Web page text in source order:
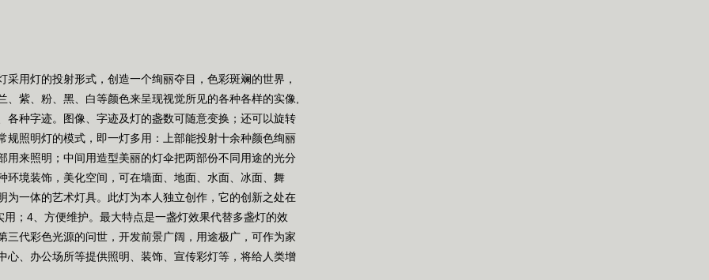
用灯的投射形式，创造一个绚丽夺目，色彩斑斓的世界，
、紫、粉、黑、白等颜色来呈现视觉所见的各种各样的实像,
各种字迹。图像、字迹及灯的盏数可随意变换；还可以旋转
规照明灯的模式，即一灯多用：上部能投射十余种颜色绚丽
用来照明；中间用造型美丽的灯伞把两部份不同用途的光分
环境装饰，美化空间，可在墙面、地面、水面、冰面、舞
为一体的艺术灯具。此灯为本人独立创作，它的创新之处在
；4、方便维护。最大特点是一盏灯效果代替多盏灯的效
三代彩色光源的问世，开发前景广阔，用途极广，可作为家
心、办公场所等提供照明、装饰、宣传彩灯等，将给人类增